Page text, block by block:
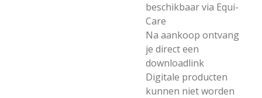
beschikbaar via Equi-
Care
Na aankoop ontvang
je direct een
downloadlink
Digitale producten
kunnen niet worden